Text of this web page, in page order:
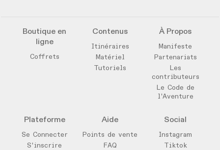
Boutique en
ligne
Coffrets
Contenus
Itinéraires
Matériel
Tutoriels
À Propos
Manifeste
Partenariats
Les
contributeurs
Le Code de
l'Aventure
Plateforme
Se Connecter
S'inscrire
Aide
Points de vente
FAQ
Social
Instagram
Tiktok